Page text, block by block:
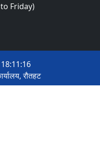
Friday)
18:11:16
रौतहट